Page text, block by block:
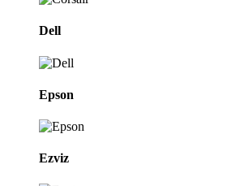
Dell
Epson
Ezviz